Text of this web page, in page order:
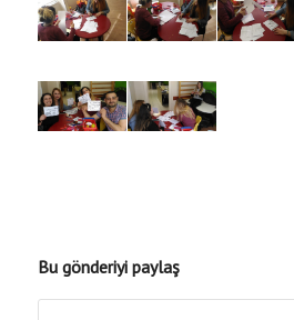
Bu gönderiyi paylaş